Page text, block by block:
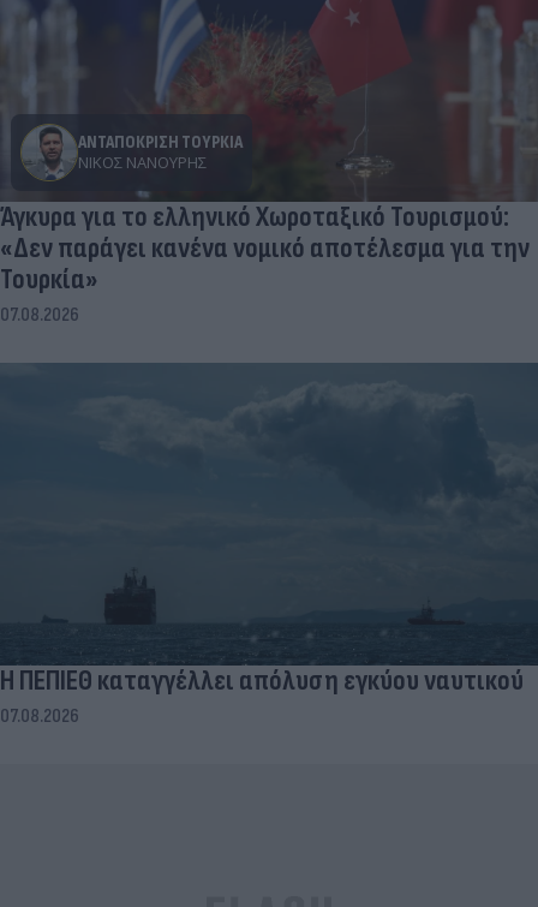
ΑΝΤΑΠΟΚΡΙΣΗ ΤΟΥΡΚΙΑ
ΝΊΚΟΣ ΝΑΝΟΎΡΗΣ
Άγκυρα για το ελληνικό Χωροταξικό Τουρισμού:
«Δεν παράγει κανένα νομικό αποτέλεσμα για την
Τουρκία»
07.08.2026
Η ΠΕΠΙΕΘ καταγγέλλει απόλυση εγκύου ναυτικού
07.08.2026